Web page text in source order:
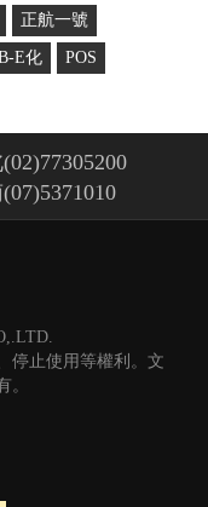
正航一號
E化 POS
停止使用等權利。文
。